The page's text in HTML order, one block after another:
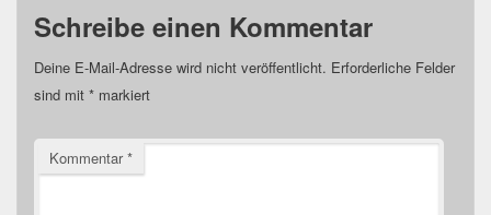
Schreibe einen Kommentar
Deine E-Mail-Adresse wird nicht veröffentlicht. Erforderliche Felder
sind mit * markiert
Kommentar*